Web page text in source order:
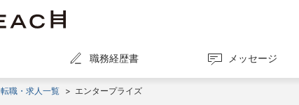
職務経歴書 メッセージ
転職・求人一覧 > エンタープライズ